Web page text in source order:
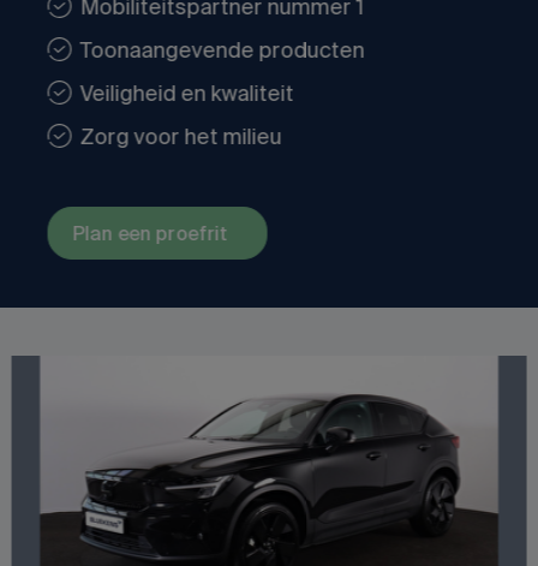
Mobiliteitspartner nummer 1
Toonaangevende producten
Veiligheid en kwaliteit
Zorg voor het milieu
Plan een proefrit